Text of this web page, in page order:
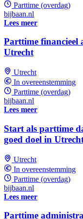
Parttime (overdag)
bijbaan.nl
Lees meer
Parttime financieel
Utrecht
Utrecht
In overeenstemming
Parttime (overdag)
bijbaan.nl
Lees meer
Start als parttime
goed doel in
Utrecht
In overeenstemming
Parttime (overdag)
bijbaan.nl
Lees meer
Parttime